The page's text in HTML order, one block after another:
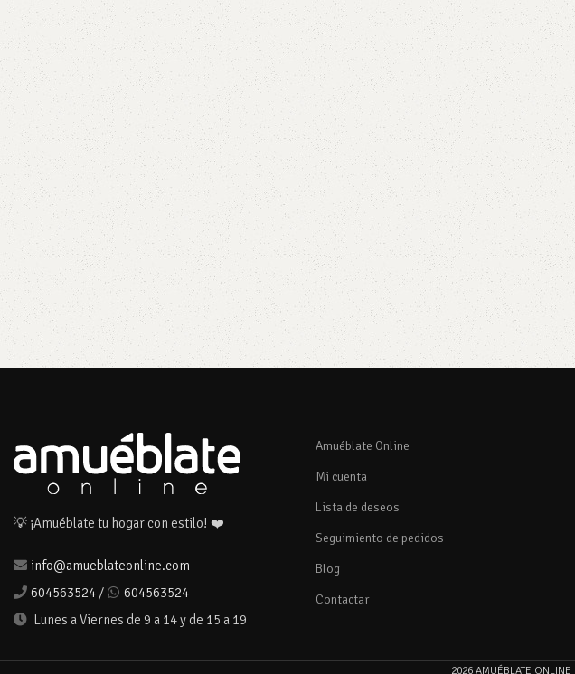
💡 ¡Amuéblate tu hogar con estilo! ❤️
info@amueblateonline.com
604563524 /
604563524
Lunes a Viernes de 9 a 14 y de 15 a 19
Amuéblate Online
Mi cuenta
Lista de deseos
Seguimiento de pedidos
Blog
Contactar
2026 AMUÉBLATE ONLINE |